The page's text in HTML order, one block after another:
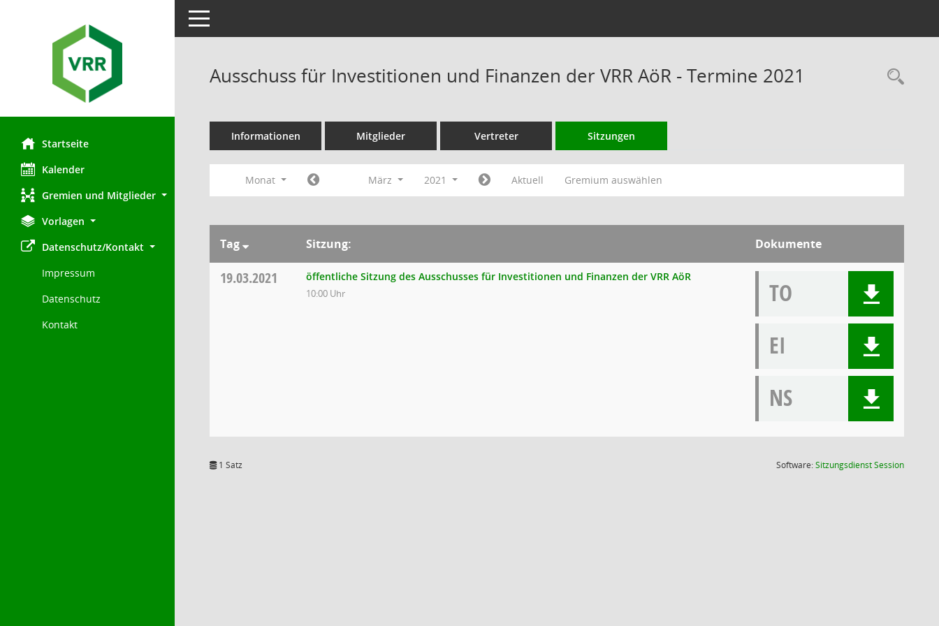
Startseite
Kalender
Gremien und Mitglieder
Vorlagen
Datenschutz/Kontakt
Impressum
Datenschutz
Kontakt
Toggle navigation
Ausschuss für Investitionen und Finanzen der VRR AöR - Termine 2021
Informationen Mitglieder Vertreter Sitzungen
Monat März 2021 Aktuell Gremium auswählen
Tag Sitzung: Dokumente
19.03.2021 öffentliche Sitzung des Ausschusses für Investitionen und Finanzen der VRR AöR
10:00 Uhr
TO
EI
NS
1 Satz Software:SitzungsdienstSession(Wird in